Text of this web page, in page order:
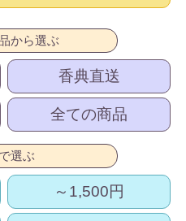
から選ぶ
香典直送
全ての商品
選ぶ
～1,500円